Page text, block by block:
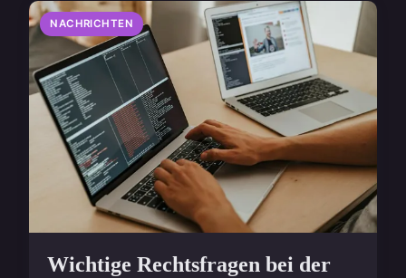
NACHRICHTEN
Wichtige Rechtsfragen bei der